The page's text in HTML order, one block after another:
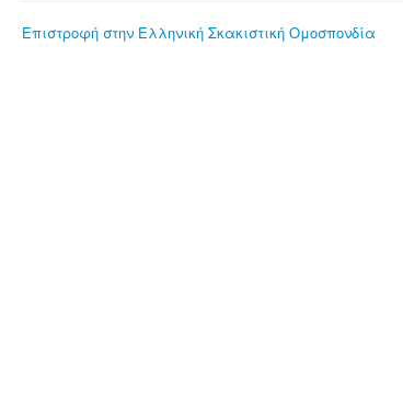
Επιστροφή στην Ελληνική Σκακιστική Ομοσπονδία